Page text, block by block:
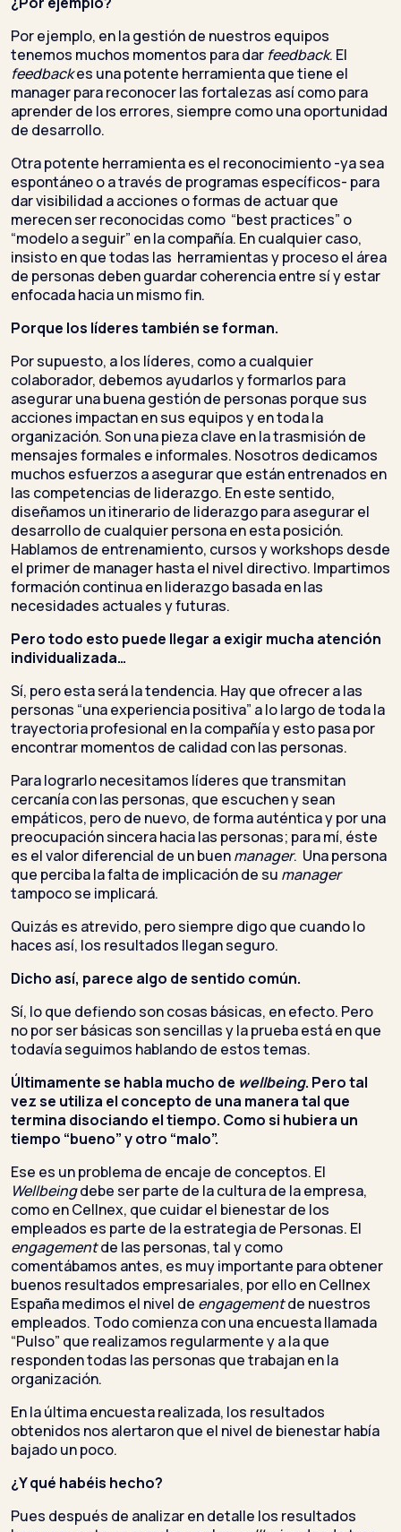
Por ejemplo, en la gestión de nuestros equipos
tenemos muchos momentos para dar feedback. El
feedbackes una potente herramienta que tiene el
manager para reconocer las fortalezas así como para
aprender de los errores, siempre como una oportunidad
de desarrollo.
Otra potente herramienta es el reconocimiento -ya sea
espontáneo o a través de programas específicos- para
dar visibilidad a acciones o formas de actuar que
merecen ser reconocidas como “best practices” o
“modelo a seguir” en la compañía. En cualquier caso,
insisto en que todas las herramientas y proceso el área
de personas deben guardar coherencia entre sí y estar
enfocada hacia un mismo fin.
Porque los líderes también se forman.
Por supuesto, a los líderes, como a cualquier
colaborador, debemos ayudarlos y formarlos para
asegurar una buena gestión de personas porque sus
acciones impactan en sus equipos y en toda la
organización. Son una pieza clave en la trasmisión de
mensajes formales e informales. Nosotros dedicamos
muchos esfuerzos a asegurar que están entrenados en
las competencias de liderazgo. En este sentido,
diseñamos un itinerario de liderazgo para asegurar el
desarrollo de cualquier persona en esta posición.
Hablamos de entrenamiento, cursos y workshops desde
el primer de manager hasta el nivel directivo. Impartimos
formación continua en liderazgo basada en las
necesidades actuales y futuras.
Pero todo esto puede llegar a exigir mucha atención
individualizada…
Sí, pero esta será la tendencia. Hay que ofrecer a las
personas “una experiencia positiva” a lo largo de toda la
trayectoria profesional en la compañía y esto pasa por
encontrar momentos de calidad con las personas.
Para lograrlo necesitamos líderes que transmitan
cercanía con las personas, que escuchen y sean
empáticos, pero de nuevo, de forma auténtica y por una
preocupación sincera hacia las personas; para mí, éste
es el valor diferencial de un buenmanager. Una persona
que perciba la falta de implicación de su manager
tampoco se implicará.
Quizás es atrevido, pero siempre digo que cuando lo
haces así, los resultados llegan seguro.
Dicho así, parece algo de sentido común.
Sí, lo que defiendo son cosas básicas, en efecto. Pero
no por ser básicas son sencillas y la prueba está en que
todavía seguimos hablando de estos temas.
Últimamente se habla mucho de wellbeing. Pero tal
vez se utiliza el concepto de una manera tal que
termina disociando el tiempo. Como si hubiera un
tiempo “bueno” y otro “malo”.
Ese es un problema de encaje de conceptos. El
Wellbeingdebe ser parte de la cultura de la empresa,
como en Cellnex, que cuidar el bienestar de los
empleados es parte de la estrategia de Personas. El
engagementde las personas, tal y como
comentábamos antes, es muy importante para obtener
buenos resultados empresariales, por ello en Cellnex
España medimos el nivel de engagementde nuestros
empleados. Todo comienza con una encuesta llamada
“Pulso” que realizamos regularmente y a la que
responden todas las personas que trabajan en la
organización.
En la última encuesta realizada, los resultados
obtenidos nos alertaron que el nivel de bienestar había
bajado un poco.
¿Y qué habéis hecho?
Pues después de analizar en detalle los resultados